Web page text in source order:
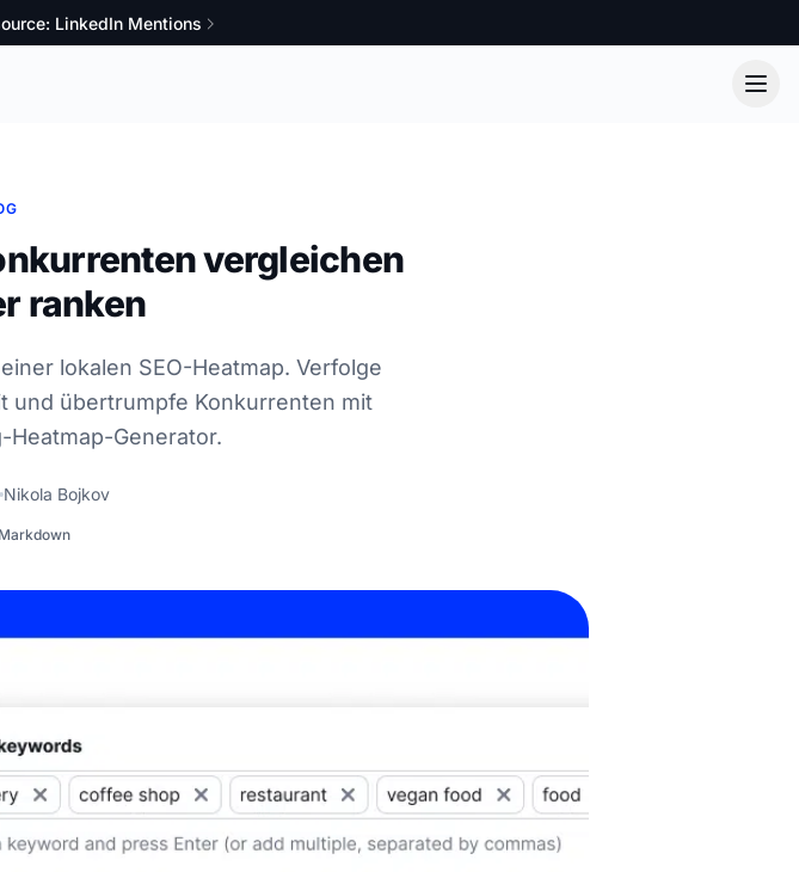
LinkedIn Mentions
vergleichen
ranken
lokalen SEO-Heatmap. Verfolge
und übertrumpfe Konkurrenten mit
Heatmap-Generator.
Nikola Bojkov